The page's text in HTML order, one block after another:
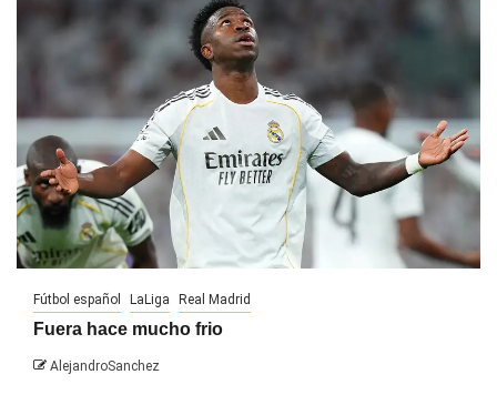
Fútbol español LaLiga Real Madrid
Fuera hace mucho frio
AlejandroSanchez